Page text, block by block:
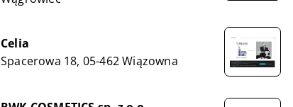
Celia
Spacerowa 18, 05-462 Wiązowna